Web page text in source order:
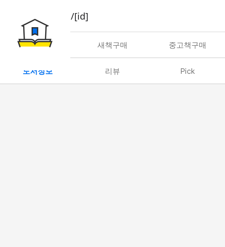
book/rent/[id]
대여 새책구매 중고책구매
도서정보 리뷰 Pick